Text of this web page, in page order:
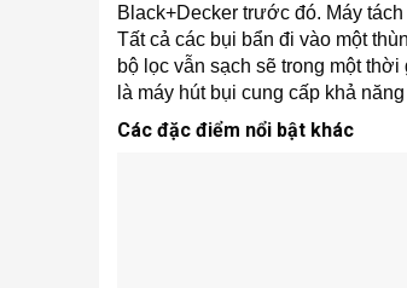
Black+Decker trước đó. Máy
Tất cả các bụi bẩn đi vào một
bộ lọc vẫn sạch sẽ trong một
là máy hút bụi cung cấp khả
Các đặc điểm nổi bật khác